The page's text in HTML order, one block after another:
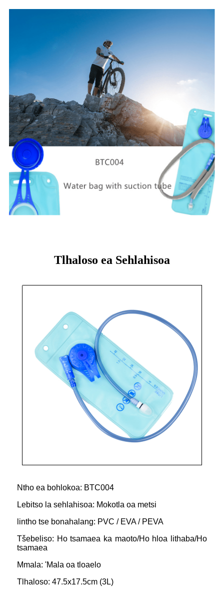
Tlhaloso ea Sehlahisoa
Ntho ea bohlokoa: BTC004
Lebitso la sehlahisoa: Mokotla oa metsi
lintho tse bonahalang: PVC / EVA / PEVA
Tšebeliso: Ho tsamaea ka maoto/Ho hloa lithaba/Ho
tsamaea
Mmala: 'Mala oa tloaelo
Tlhaloso: 47.5x17.5cm (3L)